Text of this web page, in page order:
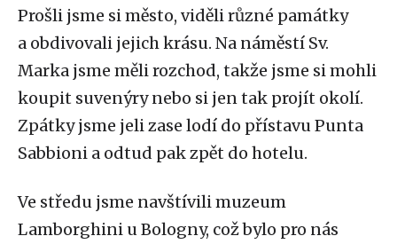
Prošli jsme si město, viděli různé památky
a obdivovali jejich krásu. Na náměstí Sv.
Marka jsme měli rozchod, takže jsme si mohli
koupit suvenýry nebo si jen tak projít okolí.
Zpátky jsme jeli zase lodí do přístavu Punta
Sabbioni a odtud pak zpět do hotelu.
Ve středu jsme navštívili muzeum
Lamborghini u Bologny, což bylo pro nás